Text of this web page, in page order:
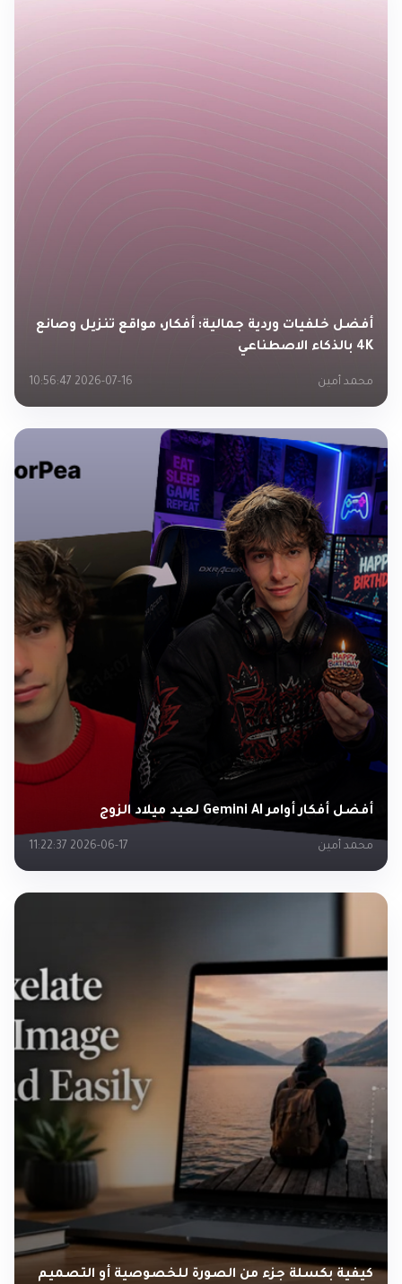
أفضل خلفيات وردية جمالية: أفكار، مواقع تنزيل وصانع
4K بالذكاء الاصطناعي
محمد أمين 2026-07-16 10:56:47
أفضل أفكار أوامر Gemini AI لعيد ميلاد الزوج
محمد أمين 2026-06-17 11:22:37
كيفية بكسلة جزء من الصورة للخصوصية أو التصميم